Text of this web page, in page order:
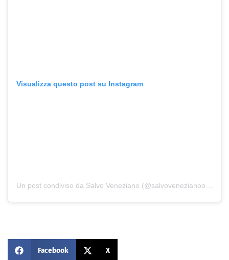
Visualizza questo post su Instagram
Facebook X